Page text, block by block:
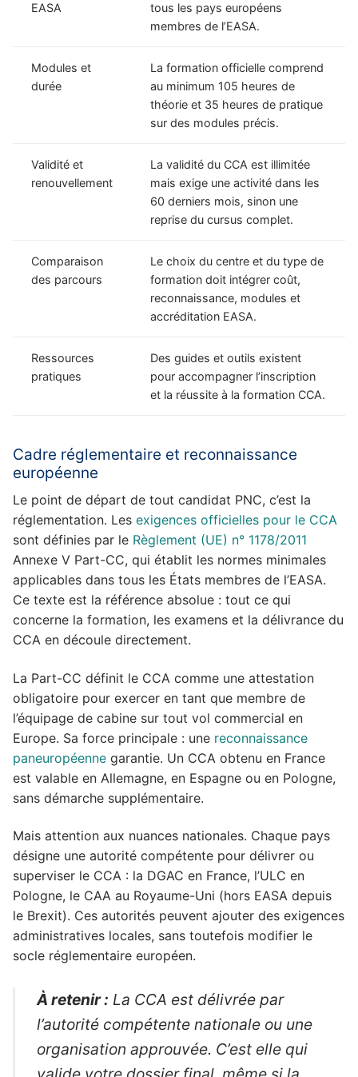
EASA
tous les pays européens
membres de l’EASA.
Modules et
durée
La formation officielle comprend
au minimum 105 heures de
théorie et 35 heures de pratique
sur des modules précis.
Validité et
renouvellement
La validité du CCA est illimitée
mais exige une activité dans les
60 derniers mois, sinon une
reprise du cursus complet.
Comparaison
des parcours
Le choix du centre et du type de
formation doit intégrer coût,
reconnaissance, modules et
accréditation EASA.
Ressources
pratiques
Des guides et outils existent
pour accompagner l’inscription
et la réussite à la formation CCA.
Cadre réglementaire et reconnaissance
européenne
Le point de départ de tout candidat PNC, c’est la
réglementation. Les exigences officielles pour le CCA
sont définies par le Règlement (UE) n° 1178/2011
Annexe V Part-CC, qui établit les normes minimales
applicables dans tous les États membres de l’EASA.
Ce texte est la référence absolue : tout ce qui
concerne la formation, les examens et la délivrance du
CCA en découle directement.
La Part-CC définit le CCA comme une attestation
obligatoire pour exercer en tant que membre de
l’équipage de cabine sur tout vol commercial en
Europe. Sa force principale : une reconnaissance
paneuropéenne garantie. Un CCA obtenu en France
est valable en Allemagne, en Espagne ou en Pologne,
sans démarche supplémentaire.
Mais attention aux nuances nationales. Chaque pays
désigne une autorité compétente pour délivrer ou
superviser le CCA : la DGAC en France, l’ULC en
Pologne, le CAA au Royaume-Uni (hors EASA depuis
le Brexit). Ces autorités peuvent ajouter des exigences
administratives locales, sans toutefois modifier le
socle réglementaire européen.
À retenir : La CCA est délivrée par
l’autorité compétente nationale ou une
organisation approuvée. C’est elle qui